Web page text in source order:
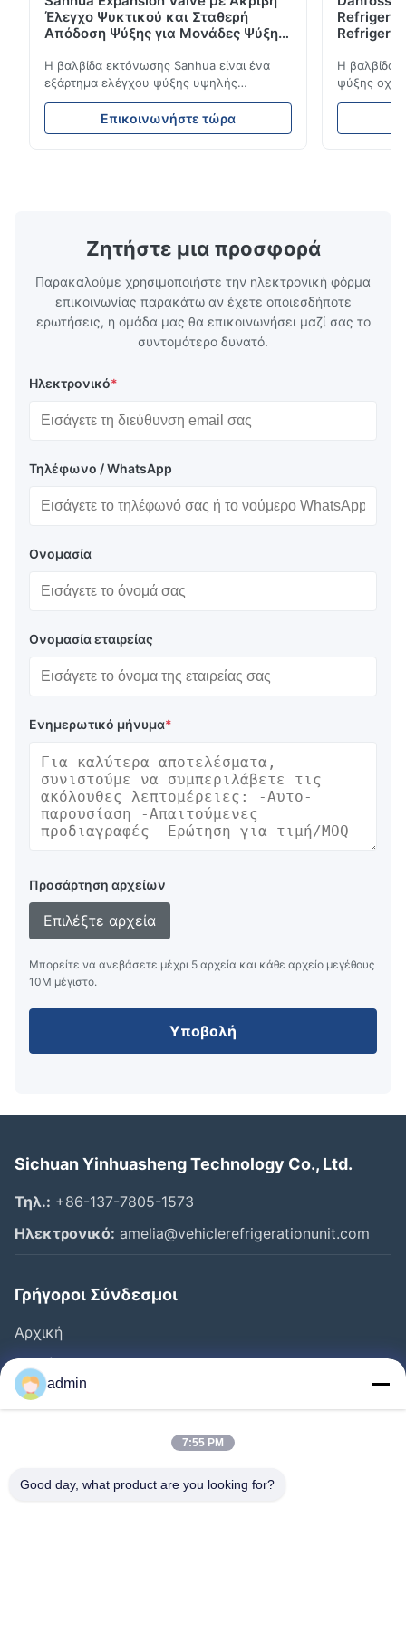
Έλεγχο Ψυκτικού και Σταθερή
Απόδοση Ψύξης για Μονάδες Ψύξης
Η βαλβίδα εκτόνωσης Sanhua είναι ένα
εξάρτημα ελέγχου ψύξης υψηλής
απόδοσης που έχει σχεδιαστεί για μονάδες
ψύξης φορτηγών, φορτηγά-ψυγεία και
συστήματα μεταφοράς με κρύα αλυσίδα.
Επικοινωνήστε τώρα
Η βαλβίδα
ψύξης
ροή του
απόδοση.
Ζητήστε μια προσφορά
Παρακαλούμε χρησιμοποιήστε την ηλεκτρονική φόρμα
επικοινωνίας παρακάτω αν έχετε οποιεσδήποτε
ερωτήσεις, η ομάδα μας θα επικοινωνήσει μαζί σας το
συντομότερο δυνατό.
Ηλεκτρονικό*
Τηλέφωνο / WhatsApp
Ονομασία
Ονομασία εταιρείας
Ενημερωτικό μήνυμα*
Προσάρτηση αρχείων
Επιλέξτε αρχεία
Μπορείτε να ανεβάσετε μέχρι 5 αρχεία και κάθε αρχείο μεγέθους
10M μέγιστο.
Υποβολή
Sichuan Yinhuasheng Technology Co., Ltd.
Τηλ.: +86-137-7805-1573
Ηλεκτρονικό: amelia@vehiclerefrigerationunit.com
Γρήγοροι Σύνδεσμοι
Αρχική
Προϊόντα
Βίντεο
Έλεγχος Ποιότητας
admin
7:55 PM
Good day, what product are you looking for?